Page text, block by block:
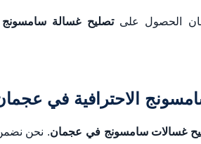
الحصول علىتصليح غسالة سامسونج
غسالات سامسونج في عجمان. نحن